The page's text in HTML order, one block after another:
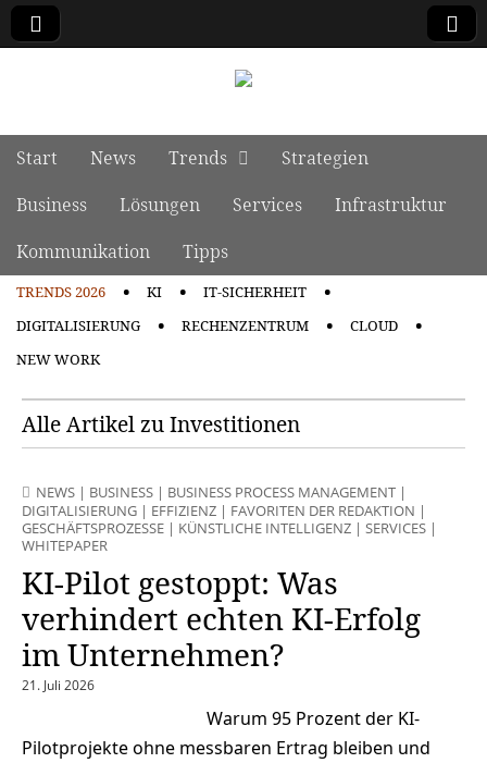
Main menu
Skip to content
Start News Trends
Strategien
Business
Lösungen Services
Infrastruktur
Kommunikation
Tipps
TRENDS 2026 KI
IT-SICHERHEIT
DIGITALISIERUNG
RECHENZENTRUM
CLOUD
NEW WORK
Alle Artikel zu Investitionen
NEWS | BUSINESS | BUSINESS PROCESS MANAGEMENT |
DIGITALISIERUNG | EFFIZIENZ | FAVORITEN DER REDAKTION |
GESCHÄFTSPROZESSE | KÜNSTLICHE INTELLIGENZ | SERVICES |
WHITEPAPER
KI-Pilot gestoppt: Was
verhindert echten KI-Erfolg
im Unternehmen?
21. Juli 2026
Warum 95 Prozent der KI-
Pilotprojekte ohne messbaren Ertrag bleiben und